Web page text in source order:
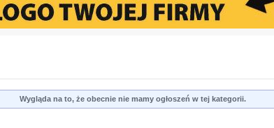
Wygląda na to, że obecnie nie mamy ogłoszeń w tej kategorii.